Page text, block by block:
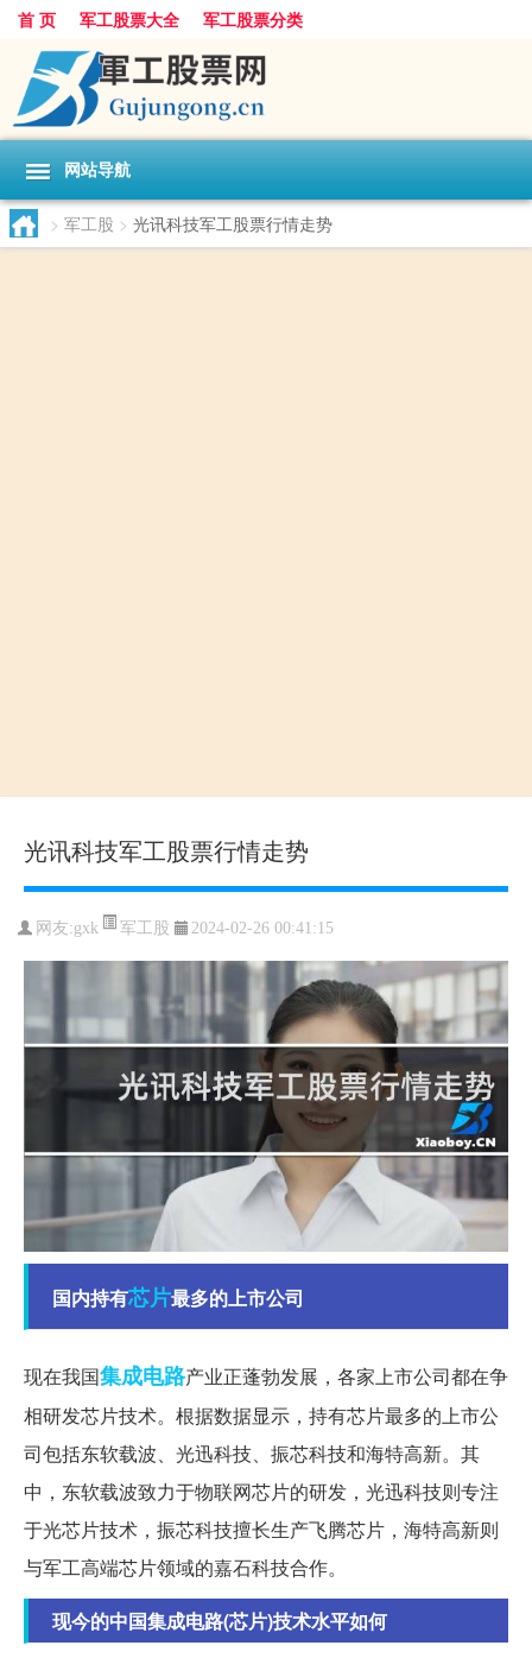
首 页 军工股票大全 军工股票分类
网站导航
> 军工股 > 光讯科技军工股票行情走势
光讯科技军工股票行情走势
网友:gxk 军工股 2024-02-26 00:41:15
国内持有芯片最多的上市公司
现在我国集成电路产业正蓬勃发展，各家上市公司都在争
相研发芯片技术。根据数据显示，持有芯片最多的上市公
司包括东软载波、光迅科技、振芯科技和海特高新。其
中，东软载波致力于物联网芯片的研发，光迅科技则专注
于光芯片技术，振芯科技擅长生产飞腾芯片，海特高新则
与军工高端芯片领域的嘉石科技合作。
现今的中国集成电路(芯片)技术水平如何